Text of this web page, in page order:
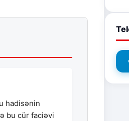
hadisənin
bu cür faciəvi